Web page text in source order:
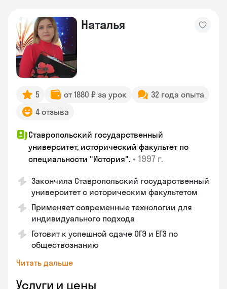
Наталья
5 от 1880 ₽ за урок
32 года опыта
4 отзыва
Ставропольский государственный
университет, исторический факультет по
специальности "История". • 1997 г.
Закончила Ставропольский государственный
университет с историческим факультетом
Применяет современные технологии для
индивидуального подхода
Готовит к успешной сдаче ОГЭ и ЕГЭ по
обществознанию
Читать дальше
Услуги и цены